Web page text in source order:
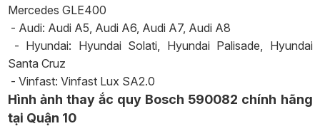
Mercedes GLE400
- Audi: Audi A5, Audi A6, Audi A7, Audi A8
- Hyundai: Hyundai Solati, Hyundai Palisade, Hyundai
Santa Cruz
- Vinfast: Vinfast Lux SA2.0
Hình ảnh thay ắc quy Bosch 590082 chính hãng
tại Quận 10